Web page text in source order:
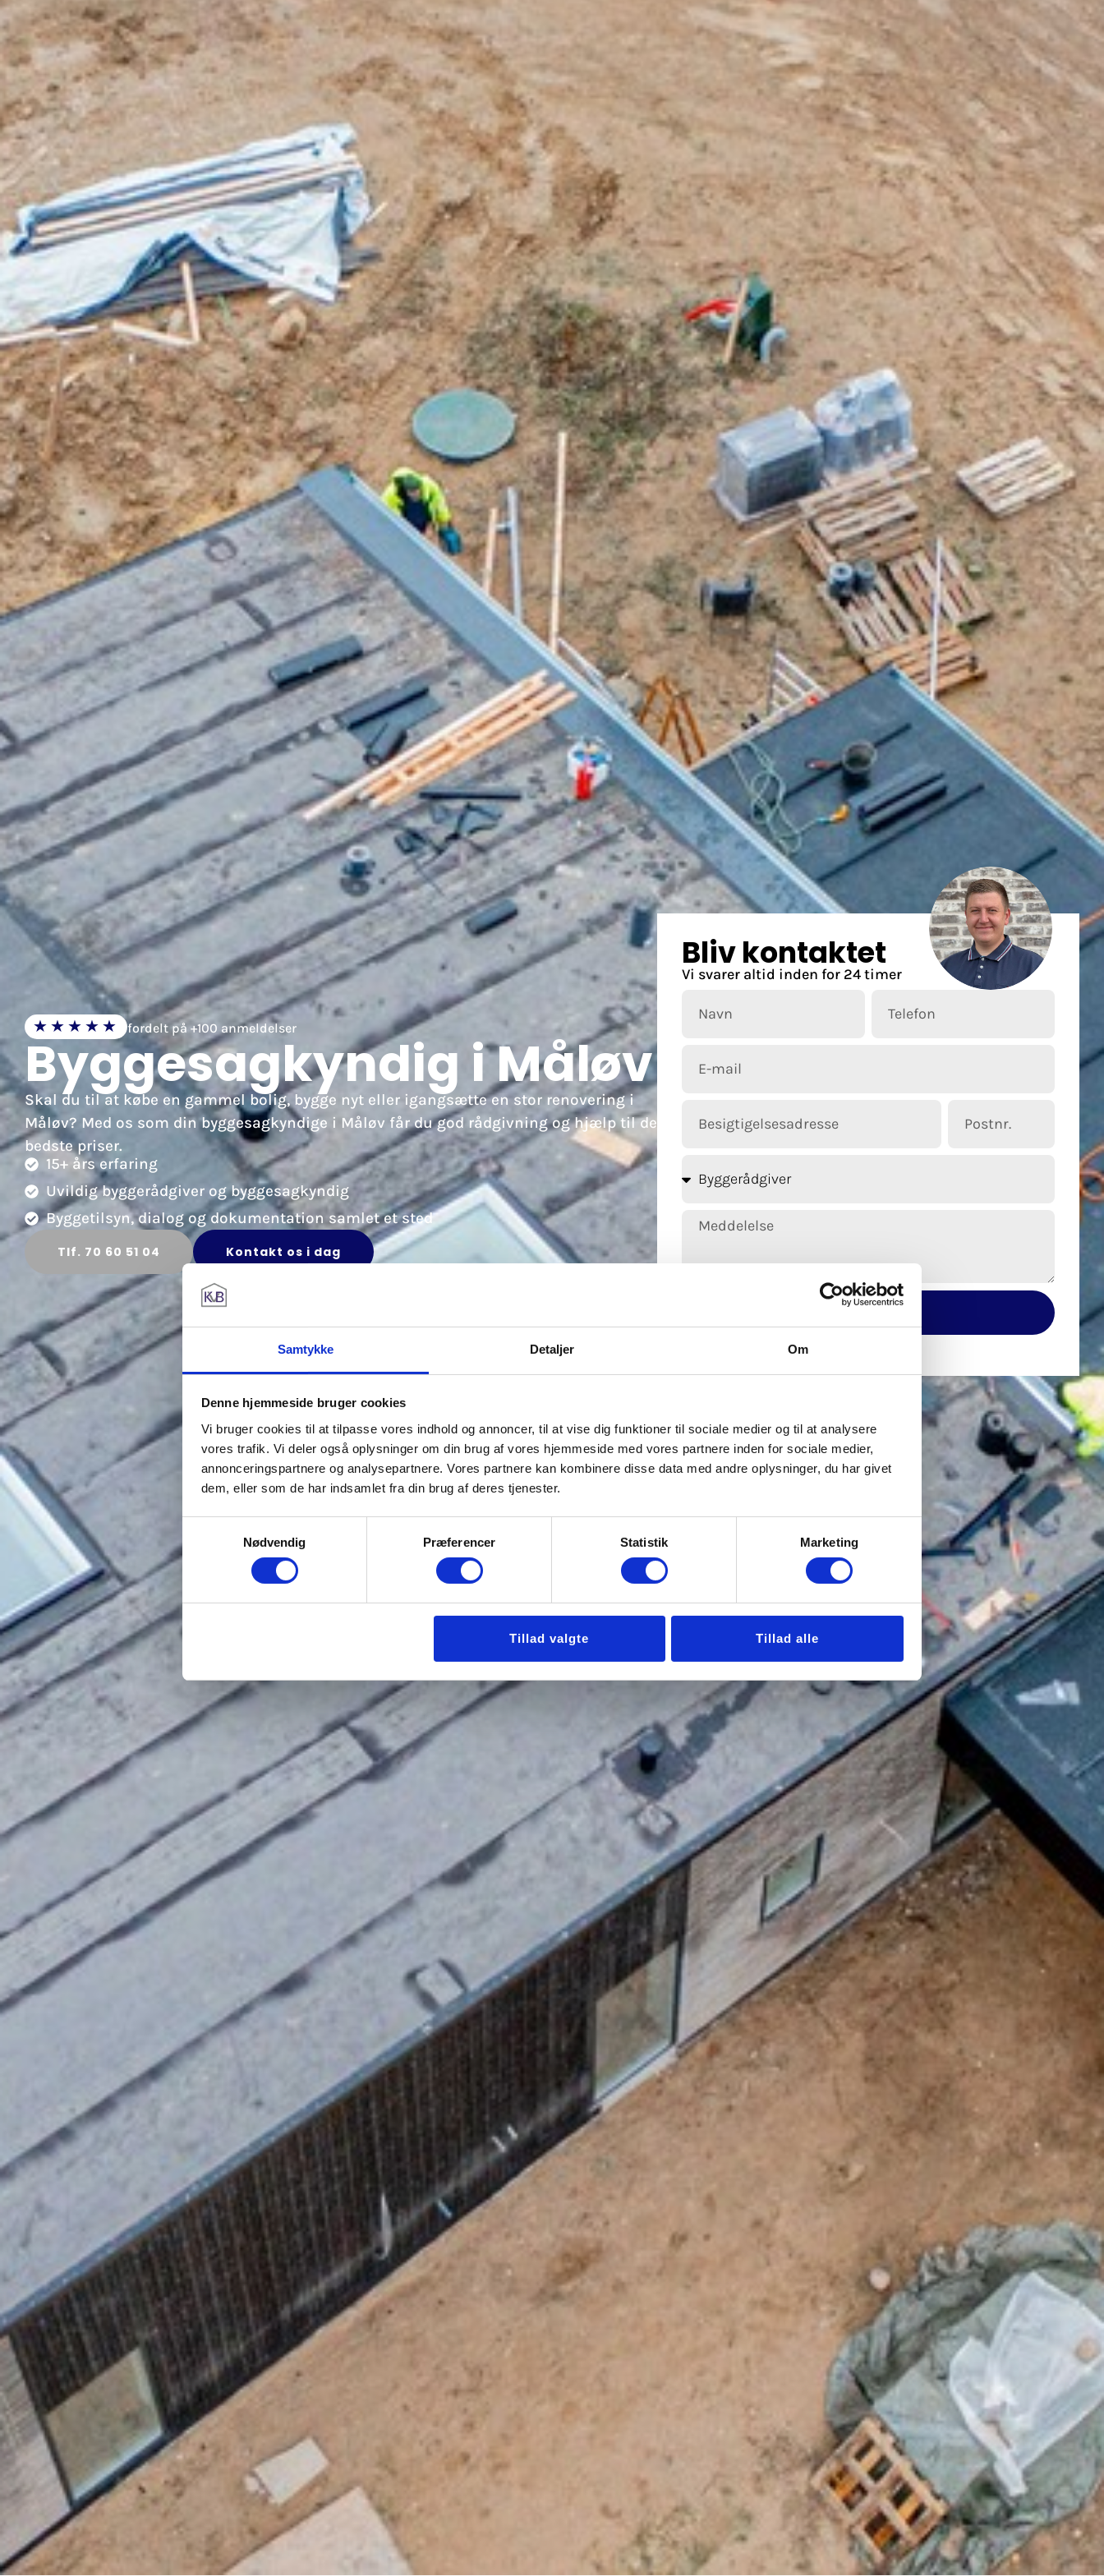
Samtykke Detaljer Om
Denne hjemmeside bruger cookies
Vi bruger cookies til at tilpasse vores indhold og annoncer, til at vise dig funktioner til sociale medier og til at analysere
vores trafik. Vi deler også oplysninger om din brug af vores hjemmeside med vores partnere inden for sociale medier,
annonceringspartnere og analysepartnere. Vores partnere kan kombinere disse data med andre oplysninger, du har givet
dem, eller som de har indsamlet fra din brug af deres tjenester.
Nødvendig
Præferencer Statistik Marketing
Tillad valgte Tillad alle
★★★★★ fordelt på +100 anmeldelser
Byggesagkyndig i Måløv
Skal du til at købe en gammel bolig, bygge nyt eller igangsætte en stor renovering i
Måløv? Med os som din byggesagkyndige i Måløv får du god rådgivning og hjælp til de
bedste priser.
15+ års erfaring
Uvildig byggerådgiver og byggesagkyndig
Byggetilsyn, dialog og dokumentation samlet et sted
Tlf. 70 60 51 04 Kontakt os i dag
Bliv kontaktet
Vi svarer altid inden for 24 timer
Send besked